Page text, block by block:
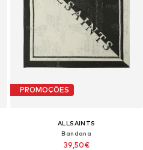
PROMOÇÕES
ALLSAINTS
Bandana
39,50€